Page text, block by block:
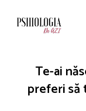
Te-ai
preferi să